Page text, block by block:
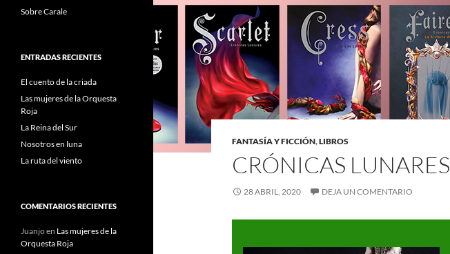
FANTASÍA Y FICCIÓN,LIBROS
CRÓNICAS LUNARES
28 ABRIL, 2020 DEJA UN COMENTARIO
Sobre Carale
ENTRADAS RECIENTES
El cuento de la criada
Las mujeres de la Orquesta
Roja
La Reina del Sur
Nosotros en luna
La ruta del viento
COMENTARIOS RECIENTES
Juanjoen Las mujeres de la
Orquesta Roja